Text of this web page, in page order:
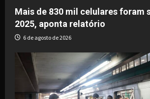
Mais de 830 mil celulares foram
2025, aponta relatório
6 de agosto de 2026